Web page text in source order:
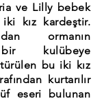
ve Lilly bebek
iki kız kardeştir.
ormanın
kulübeye
bu iki kız
kurtarılır
eseri bulunan